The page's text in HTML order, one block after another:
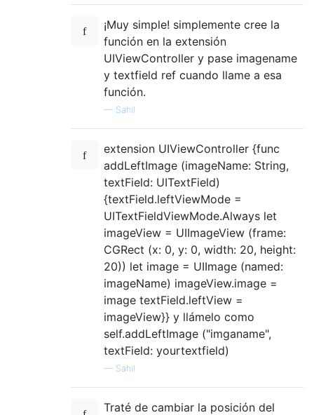
¡Muy simple! simplemente cree la
función en la extensión
UIViewController y pase imagename
y textfield ref cuando llame a esa
función.
— Sahil
extension UIViewController {func
addLeftImage (imageName: String,
textField: UITextField)
{textField.leftViewMode =
UITextFieldViewMode.Always let
imageView = UIImageView (frame:
CGRect (x: 0, y: 0, width: 20, height:
20)) let image = UIImage (named:
imageName) imageView.image =
image textField.leftView =
imageView}} y llámelo como
self.addLeftImage ("imganame",
textField: yourtextfield)
— Sahil
Traté de cambiar la posición del